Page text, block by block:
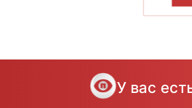
У вас